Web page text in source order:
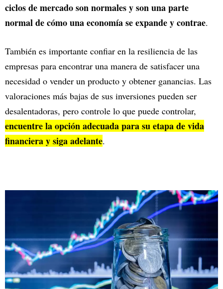
ciclos de mercado son normales y son una parte
normal de cómo una economía se expande y contrae.
También es importante confiar en la resiliencia de las
empresas para encontrar una manera de satisfacer una
necesidad o vender un producto y obtener ganancias. Las
valoraciones más bajas de sus inversiones pueden ser
desalentadoras, pero controle lo que puede controlar,
encuentre la opción adecuada para su etapa de vida
financiera y siga adelante.